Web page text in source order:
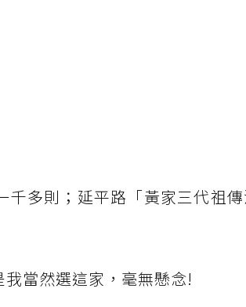
多則；延平路「黃家三代祖
當然選這家，毫無懸念!